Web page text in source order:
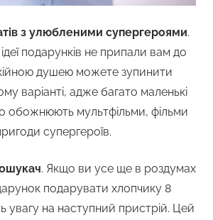
з улюбленими супергероями.
подарунків не припали вам до
душею можете зупинити
варіанті, адже багато маленькі
обожнюють мультфільми, фільми
супергероїв.
. Якщо ви усе ще в роздумах
подарувати хлопчику 8
увагу на наступний пристрій. Цей